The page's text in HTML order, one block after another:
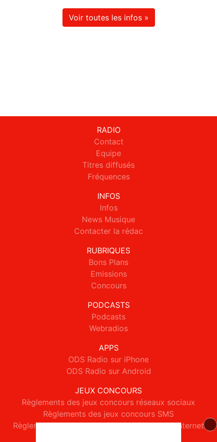
Voir toutes les infos »
RADIO
Contact
Equipe
Titres diffusés
Fréquences
INFOS
Infos
News Musique
Contacter la rédac
RUBRIQUES
Bons Plans
Emissions
Concours
PODCASTS
Podcasts
Webradios
APPS
ODS Radio sur iPhone
ODS Radio sur Android
JEUX CONCOURS
Règlements des jeux concours réseaux sociaux
Règlements des jeux concours SMS
Règlements des jeux concours téléphone et internet